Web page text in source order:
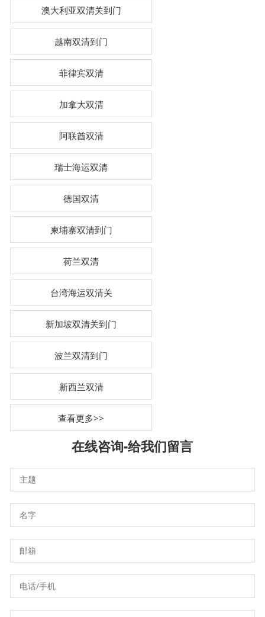
澳大利亚双清关到门
越南双清到门
菲律宾双清
加拿大双清
阿联酋双清
瑞士海运双清
德国双清
柬埔寨双清到门
荷兰双清
台湾海运双清关
新加坡双清关到门
波兰双清到门
新西兰双清
查看更多>>
在线咨询-给我们留言